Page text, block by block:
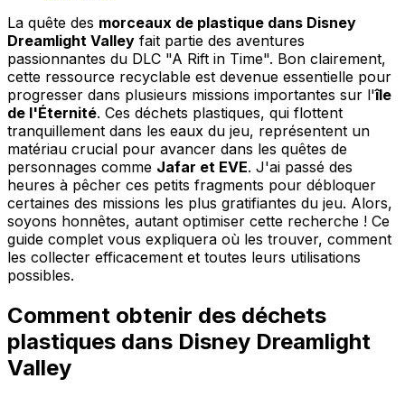
La quête des morceaux de plastique dans Disney
Dreamlight Valley fait partie des aventures
passionnantes du DLC "A Rift in Time". Bon clairement,
cette ressource recyclable est devenue essentielle pour
progresser dans plusieurs missions importantes sur l'île
de l'Éternité. Ces déchets plastiques, qui flottent
tranquillement dans les eaux du jeu, représentent un
matériau crucial pour avancer dans les quêtes de
personnages comme Jafar et EVE. J'ai passé des
heures à pêcher ces petits fragments pour débloquer
certaines des missions les plus gratifiantes du jeu. Alors,
soyons honnêtes, autant optimiser cette recherche ! Ce
guide complet vous expliquera où les trouver, comment
les collecter efficacement et toutes leurs utilisations
possibles.
Comment obtenir des déchets
plastiques dans Disney Dreamlight
Valley